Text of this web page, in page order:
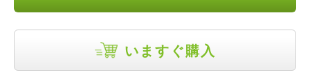
いますぐ購入